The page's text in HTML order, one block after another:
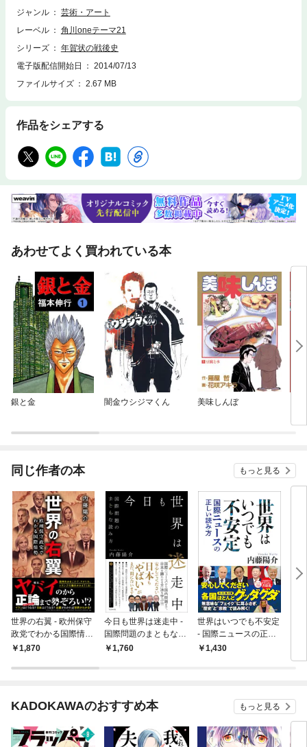
ジャンル
芸術・アート
レーベル
角川oneテーマ21
シリーズ
年賀状の戦後史
電子版配信開始日
2014/07/13
ファイルサイズ
2.67 MB
作品をシェアする
あわせてよく買われている本
銀と金 闇金ウシジマくん 美味しんぼ
同じ作者の本 もっと見る
世界の右翼 - 欧州保守
政党でわかる国際情勢
- 1,870
今日も世界は迷走中 -
国際問題のまともな読
み方 -
1,760
世界はいつでも不安定
- 国際ニュースの正し
い読み方 -
1,430
KADOKAWAのおすすめ本 もっと見る